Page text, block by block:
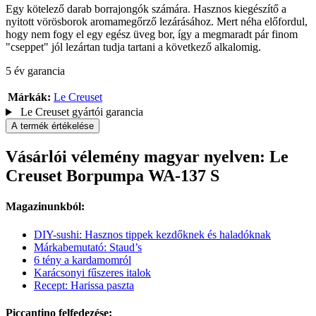
Egy kötelező darab borrajongók számára. Hasznos kiegészítő a
nyitott vörösborok aromamegőrző lezárásához. Mert néha előfordul,
hogy nem fogy el egy egész üveg bor, így a megmaradt pár finom
"cseppet" jól lezártan tudja tartani a következő alkalomig.
5 év garancia
Márkák: Le Creuset
Le Creuset gyártói garancia
A termék értékelése
Vásárlói vélemény magyar nyelven: Le
Creuset Borpumpa WA-137 S
Magazinunkból:
DIY-sushi: Hasznos tippek kezdőknek és haladóknak
Márkabemutató: Staud’s
6 tény a kardamomról
Karácsonyi fűszeres italok
Recept: Harissa paszta
Piccantino felfedezése: